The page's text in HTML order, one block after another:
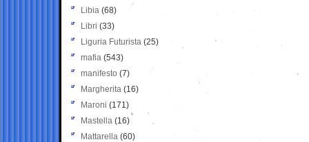
Libia (68)
Libri (33)
Liguria Futurista (25)
mafia (543)
manifesto (7)
Margherita (16)
Maroni (171)
Mastella (16)
Mattarella (60)